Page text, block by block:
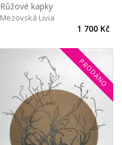
Růžové kapky
Mezovská Livia
1 700 Kč
PRODÁNO